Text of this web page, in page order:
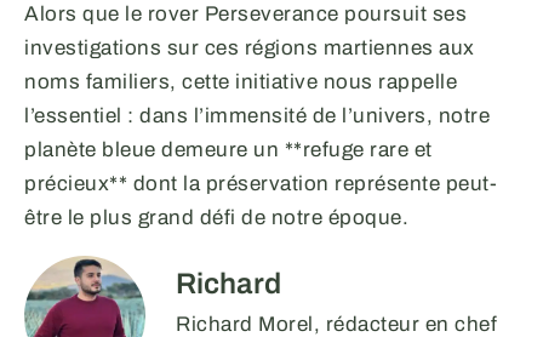
Alors que le rover Perseverance poursuit ses
investigations sur ces régions martiennes aux
noms familiers, cette initiative nous rappelle
l’essentiel : dans l’immensité de l’univers, notre
planète bleue demeure un **refuge rare et
précieux** dont la préservation représente peut-
être le plus grand défi de notre époque.
Richard
Richard Morel, rédacteur en chef